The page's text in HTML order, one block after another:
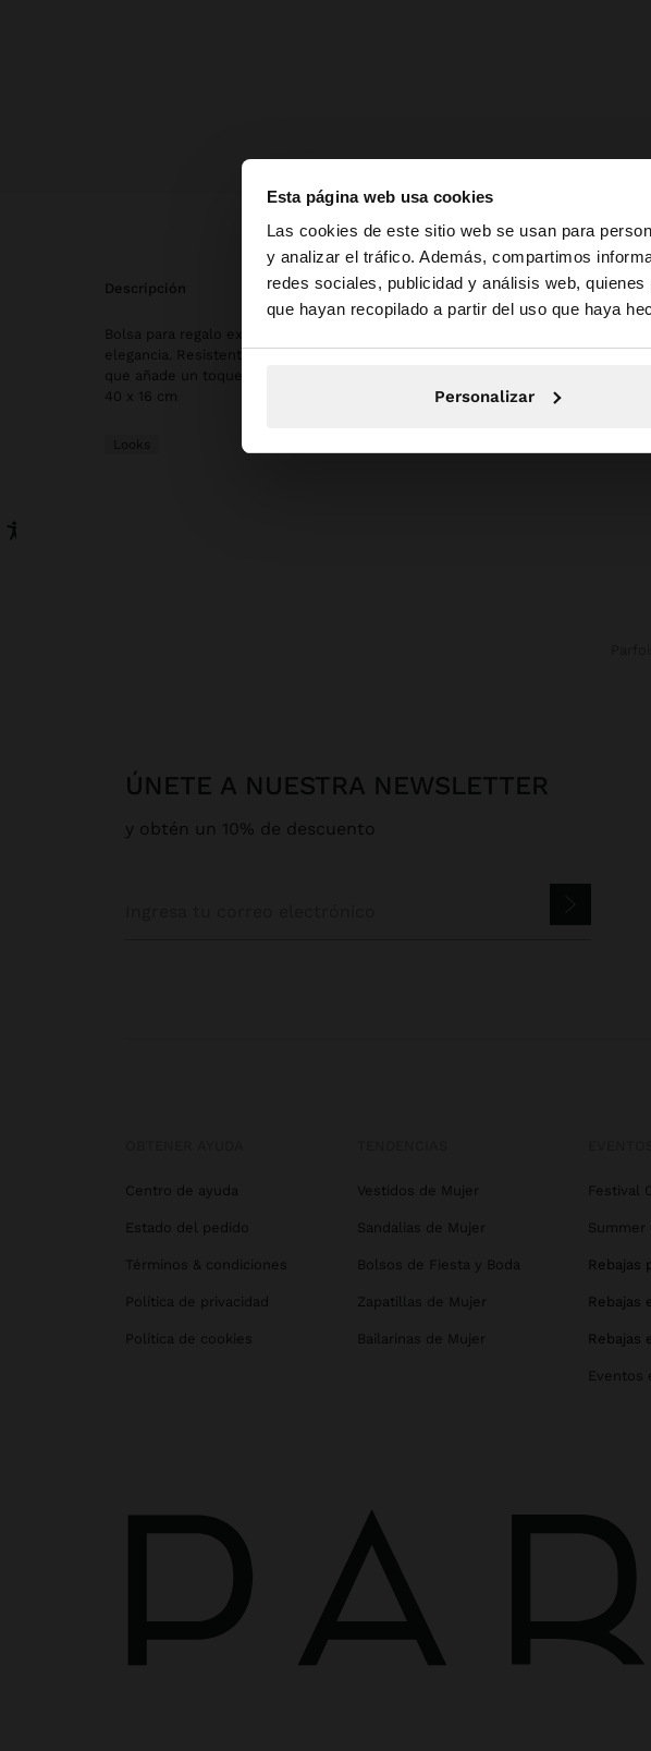
Esta página web usa cookies
Las cookies de este sitio web se usan para
y analizar el tráfico. Además, compartimos
redes sociales, publicidad y análisis web,
que hayan recopilado a partir del uso que haya
Personalizar
hola
Estás accediendo a la web de España.
No,
descripción
Bolsa para regalo exclusiva de Parfois. Ideal para envolver regalos con
elegancia. Resistente y reutilizable. Incluye lazo de papel autoadhesivo,
que añade un toque alegre y sofisticado a tus regalos. Dimensiones: 48 x
40 x 16 cm
Looks
ÚNETE A NUESTRA NEWSLETTER
y obtén un 10% de descuento
Centro de ayuda
Estado del pedido
Términos & condiciones
Política de privacidad
Política de cookies
Vestidos de Mujer
Sandalias de Mujer
Bolsos de Fiesta y Boda
Zapatillas de Mujer
Bailarinas de Mujer
Festival
Summer
Rebajas
Rebajas
Rebajas
Eventos